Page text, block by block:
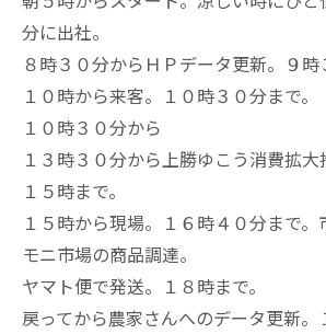
分に出社。
８時３０分からＨＰデータ更新。９時
１０時から来客。１０時３０分まで。
１０時３０分から
１３時３０分から上勝ゆこう消費拡大
１５時まで。
１５時から現場。１６時４０分まで
モニ市場の商品調達。
ヤマト便で発送。１８時まで。
戻ってから農家さんへのデータ更新。